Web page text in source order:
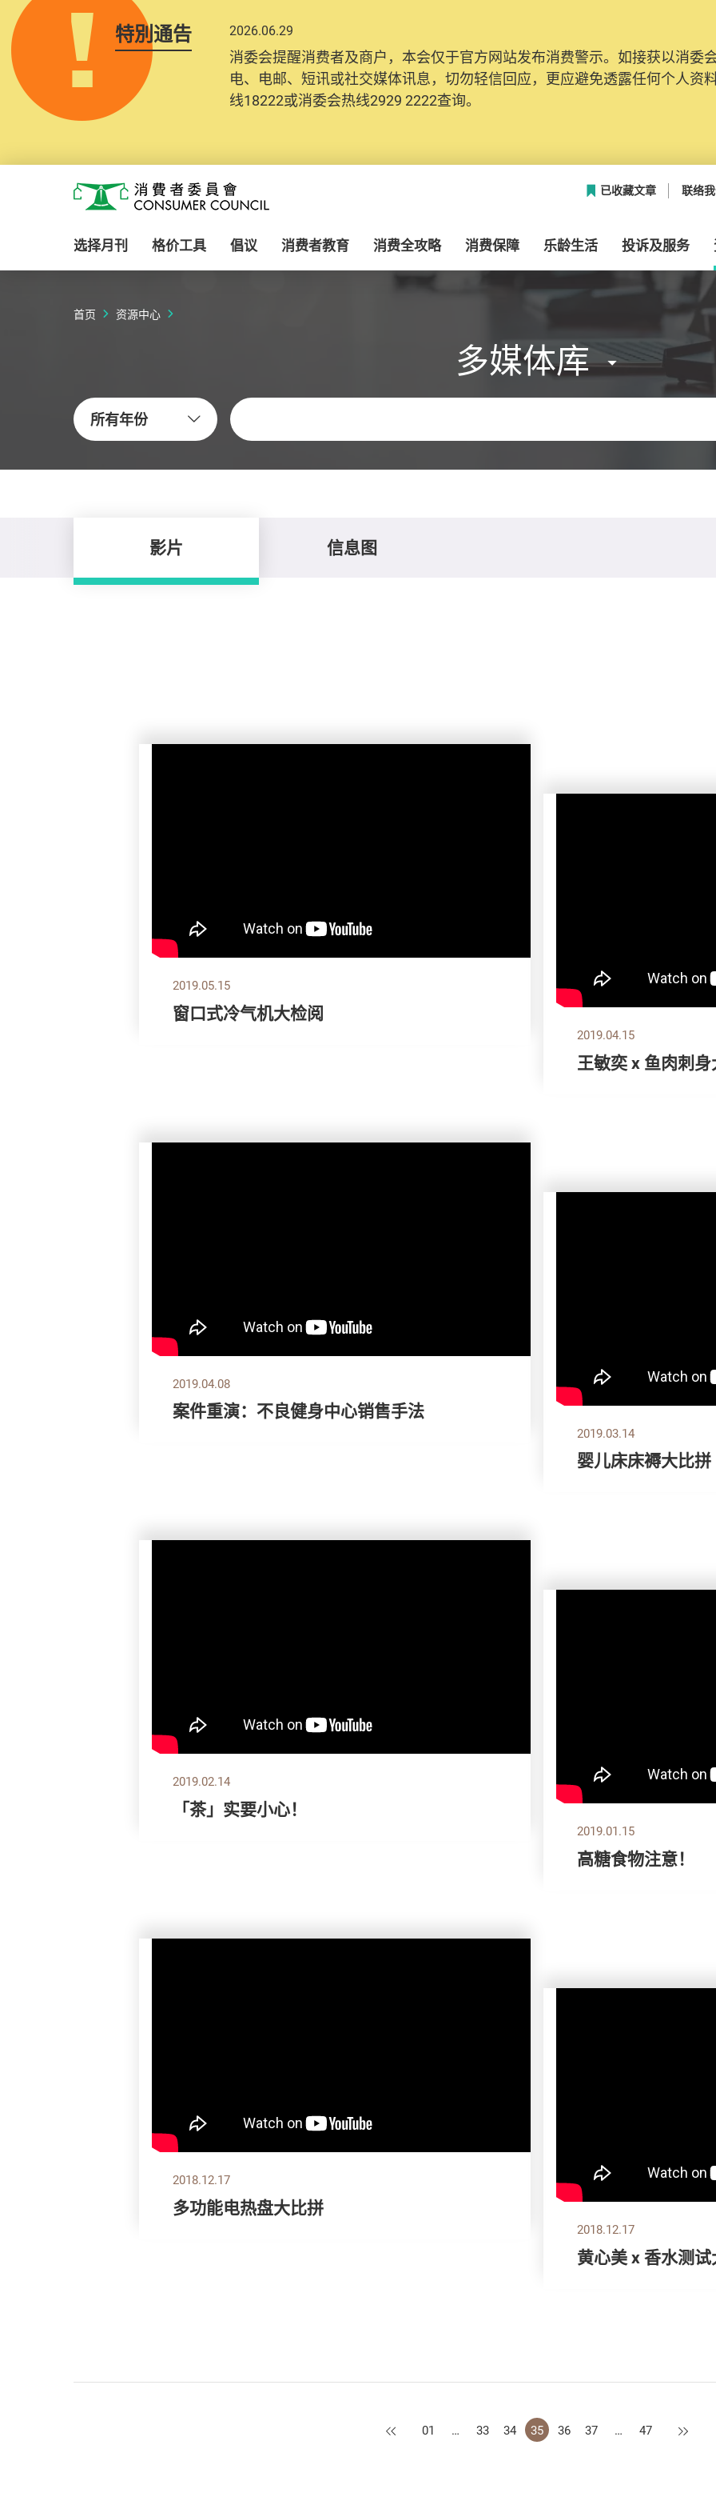
特別通告 2026.06.29
消委会提醒消费者及商户，本会仅于官方网站发布消费警示。如接获以消委
电、电邮、短讯或社交媒体讯息，切勿轻信回应，更应避免透露任何个人资
线18222或消委会热线2929 2222查询。
消费者委员会
已收藏文章 联络
选择月刊 格价工具 倡议 消费者教育 消费全攻略 消费保障 乐龄生活 投诉及服务
首页 资源中心
多媒体库
所有年份
关键字
影片 信息图
2019.05.15
窗口式冷气机大检阅
2019.04.15
王敏奕 x 鱼肉刺
2019.04.08
案件重演：不良健身中心销售手法
2019.03.14
婴儿床床褥大比拼
2019.02.14
「茶」实要小心！
2019.01.15
高糖食物注意！
2018.12.17
多功能电热盘大比拼
2018.12.17
黄心美 x 香水测
上一页
01 … 33 34 35 36 37 … 47 下一页